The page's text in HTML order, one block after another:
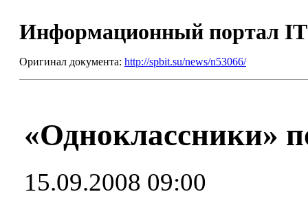
Информационный портал
Оригинал документа: http://spbit.su/news/n53066/
«Одноклассники»
15.09.2008 09:00